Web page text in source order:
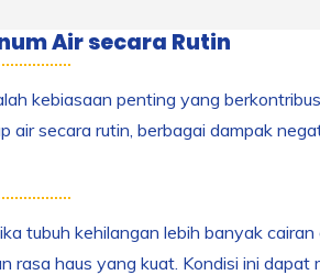
Air secara Rutin
kebiasaan penting yang
air secara rutin, berbagai dampak
tubuh kehilangan lebih banyak
rasa haus yang kuat. Kondisi ini